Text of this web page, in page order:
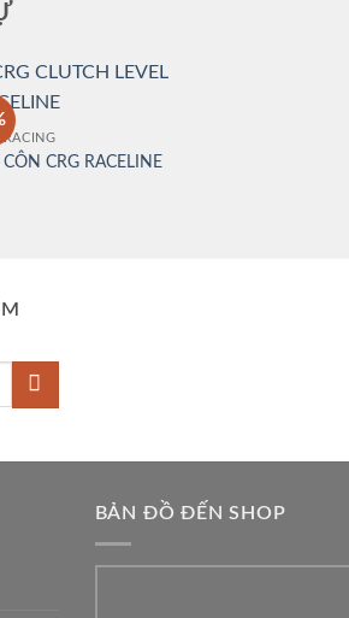
RACING
CÔN CRG RACELINE
BẢN ĐỒ ĐẾN SHOP